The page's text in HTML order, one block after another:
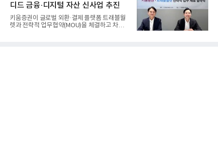
디드 금융·디지털 자산 신사업 추진
키움증권이 글로벌 외환·결제 플랫폼 트래블월
렛과 전략적 업무협약(MOU)을 체결하고 차세